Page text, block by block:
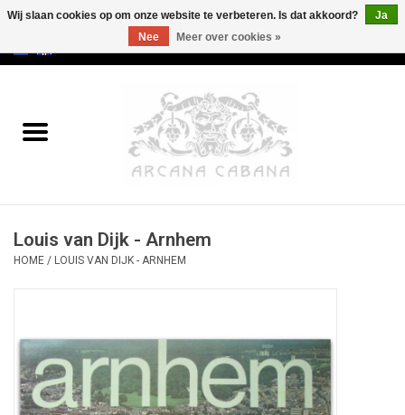
Oud & Zeldzaam
Erotica
Categorieën
Louis van Dijk - Arnhem
HOME / LOUIS VAN DIJK - ARNHEM
Wij slaan cookies op om onze website te verbeteren. Is dat akkoord?
Ja
Nee
Meer over cookies »